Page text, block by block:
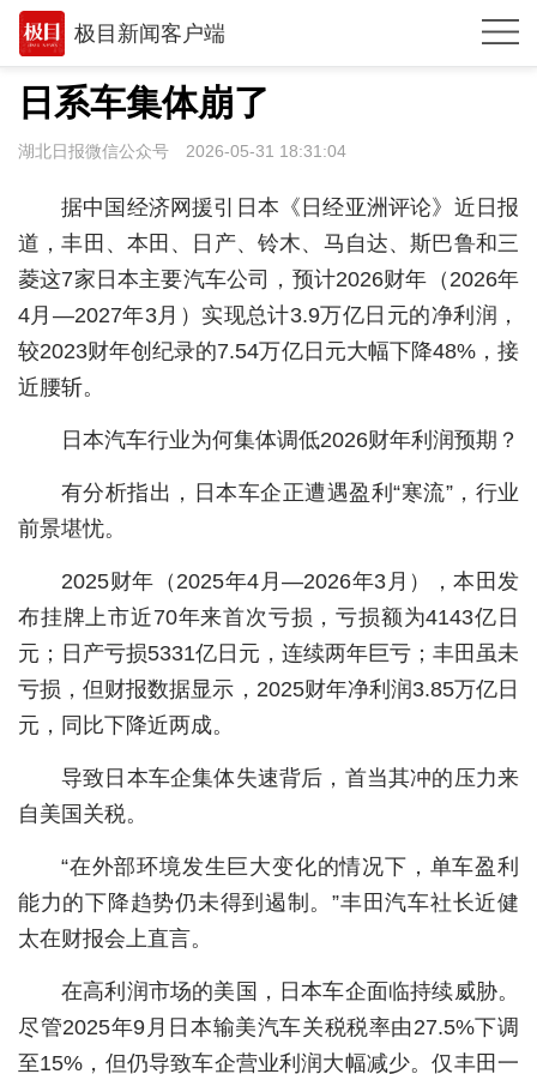
极目新闻客户端
推荐
观点
湖北
武汉
环球
专题
极客圈
经济
城建
科教
健康
悠游
相亲
汽车
房产
消费
文化
日系车集体崩了
湖北日报微信公众号 2026-05-31 18:31:04
据中国经济网援引日本《日经亚洲评论》近日报
道，丰田、本田、日产、铃木、马自达、斯巴鲁和三
菱这7家日本主要汽车公司，预计2026财年（2026年
4月—2027年3月）实现总计3.9万亿日元的净利润，
较2023财年创纪录的7.54万亿日元大幅下降48%，接
近腰斩。
日本汽车行业为何集体调低2026财年利润预期？
有分析指出，日本车企正遭遇盈利“寒流”，行业
前景堪忧。
2025财年（2025年4月—2026年3月），本田发
布挂牌上市近70年来首次亏损，亏损额为4143亿日
元；日产亏损5331亿日元，连续两年巨亏；丰田虽未
亏损，但财报数据显示，2025财年净利润3.85万亿日
元，同比下降近两成。
导致日本车企集体失速背后，首当其冲的压力来
自美国关税。
“在外部环境发生巨大变化的情况下，单车盈利
能力的下降趋势仍未得到遏制。”丰田汽车社长近健
太在财报会上直言。
在高利润市场的美国，日本车企面临持续威胁。
尽管2025年9月日本输美汽车关税税率由27.5%下调
至15%，但仍导致车企营业利润大幅减少。仅丰田一